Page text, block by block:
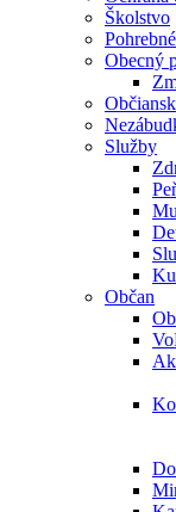
Školstvo
Obecný
Služby
Občan